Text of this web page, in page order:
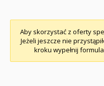
Aby skorzystać z oferty
Jeżeli jeszcze nie
kroku wypełnij